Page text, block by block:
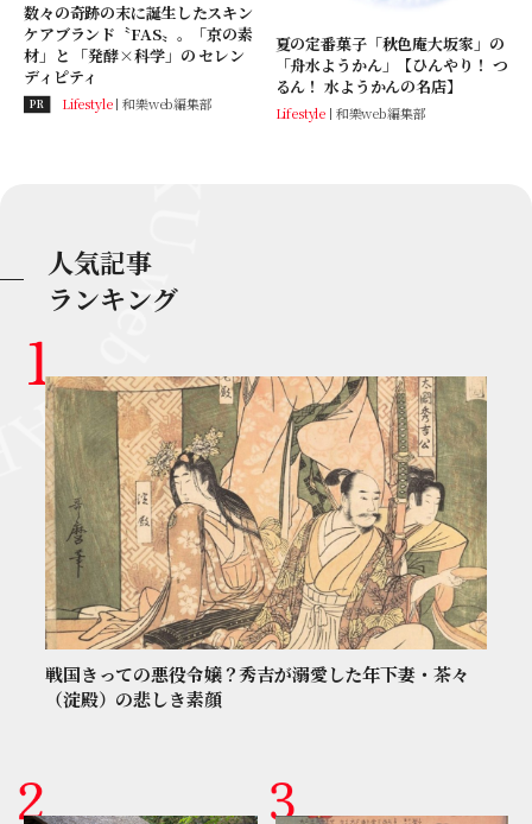
数々の奇跡の末に誕生したスキン
ケアブランド〝FAS〟。「京の素
材」と 「発酵×科学」の セレン
ディピティ
PR Lifestyle 和樂web編集部
夏の定番菓子「秋色庵大坂家」の
「舟水ようかん」【ひんやり！ つ
るん！ 水ようかんの名店】
Lifestyle 和樂web編集部
人気記事
ランキング
戦国きっての悪役令嬢？秀吉が溺愛した年下妻・茶々
（淀殿）の悲しき素顔